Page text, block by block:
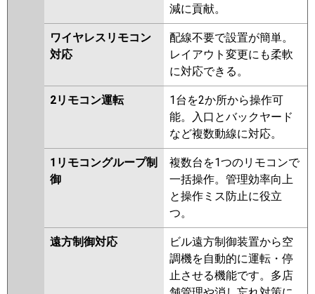
減に貢献。
ワイヤレスリモコン
対応
配線不要で設置が簡単。
レイアウト変更にも柔軟
に対応できる。
2リモコン運転
1台を2か所から操作可
能。入口とバックヤード
など複数動線に対応。
1リモコングループ制
御
複数台を1つのリモコンで
一括操作。管理効率向上
と操作ミス防止に役立
つ。
遠方制御対応
ビル遠方制御装置から空
調機を自動的に運転・停
止させる機能です。多店